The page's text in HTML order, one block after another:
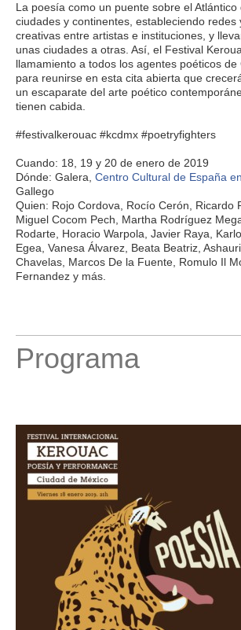
La poesía como un puente sobre el Atlántico
ciudades y continentes, estableciendo redes
creativas entre artistas e instituciones, y
unas ciudades a otras. Así, el Festival
llamamiento a todos los agentes poéticos
para reunirse en esta cita abierta que
un escaparate del arte poético
tienen cabida.
#festivalkerouac #kcdmx #poetryfighters
Cuando: 18, 19 y 20 de enero de 2019
Dónde: Galera, Centro Cultural de España
Gallego
Quien: Rojo Cordova Rocío Cerón Ricardo
Miguel Cocom Pech
Martha Rodríguez
Rodarte Horacio Warpola Javier Raya
Egea Vanesa Álvarez Beata Beatriz ,
Chavelas Marcos De la Fuente , Romulo Il
Fernandez y más.
Programa